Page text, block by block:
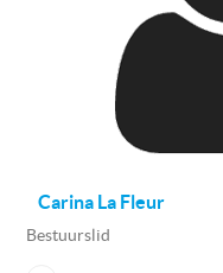
Carina La Fleur
Bestuurslid